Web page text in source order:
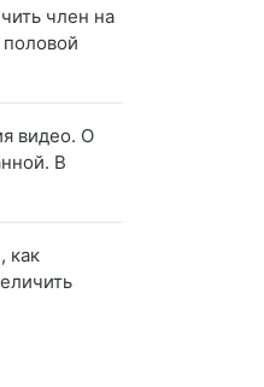
член на
видео. О
В
как